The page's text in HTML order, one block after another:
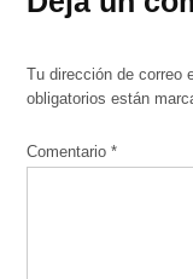
Tu dirección de
obligatorios están
Comentario*